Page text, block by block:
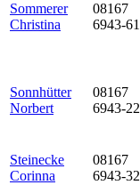
Sommerer
Christina
08167
6943-61
Sonnhütter
Norbert
08167
6943-22
Steinecke
Corinna
08167
6943-32